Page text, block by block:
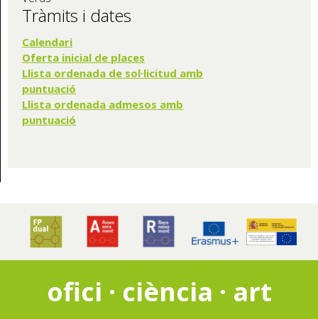
Tràmits i dates
Calendari
Oferta inicial de places
Llista ordenada de sol·licitud amb
puntuació
Llista ordenada admesos amb
puntuació
ofici · ciència · art